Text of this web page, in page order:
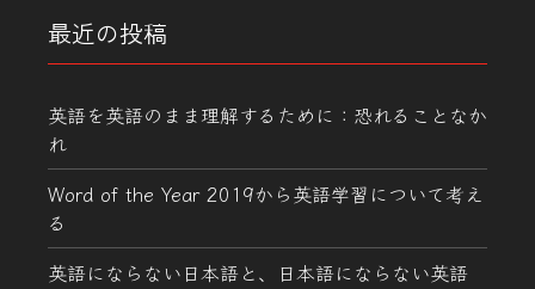
最近の投稿
英語を英語のまま理解するために：恐れることなか
れ
Word of the Year 2019から英語学習について考え
る
英語にならない日本語と、日本語にならない英語